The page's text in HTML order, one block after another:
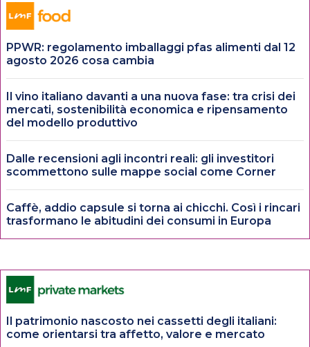
PPWR: regolamento imballaggi pfas alimenti dal 12
agosto 2026 cosa cambia
Il vino italiano davanti a una nuova fase: tra crisi dei
mercati, sostenibilità economica e ripensamento
del modello produttivo
Dalle recensioni agli incontri reali: gli investitori
scommettono sulle mappe social come Corner
Caffè, addio capsule si torna ai chicchi. Così i rincari
trasformano le abitudini dei consumi in Europa
Il patrimonio nascosto nei cassetti degli italiani:
come orientarsi tra affetto, valore e mercato